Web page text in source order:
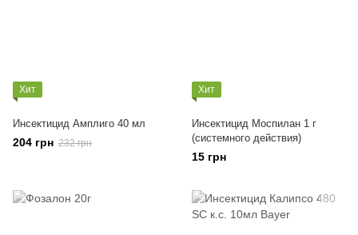
Хит
Инсектицид Амплиго 40 мл
204 грн 232 грн
Хит
Инсектицид Моспилан 1 г
(системного действия)
15 грн